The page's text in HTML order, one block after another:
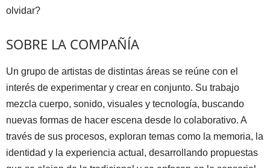
olvidar?
SOBRE LA COMPAÑÍA
Un grupo de artistas de distintas áreas se reúne con el
interés de experimentar y crear en conjunto. Su trabajo
mezcla cuerpo, sonido, visuales y tecnología, buscando
nuevas formas de hacer escena desde lo colaborativo. A
través de sus procesos, exploran temas como la memoria, la
identidad y la experiencia actual, desarrollando propuestas